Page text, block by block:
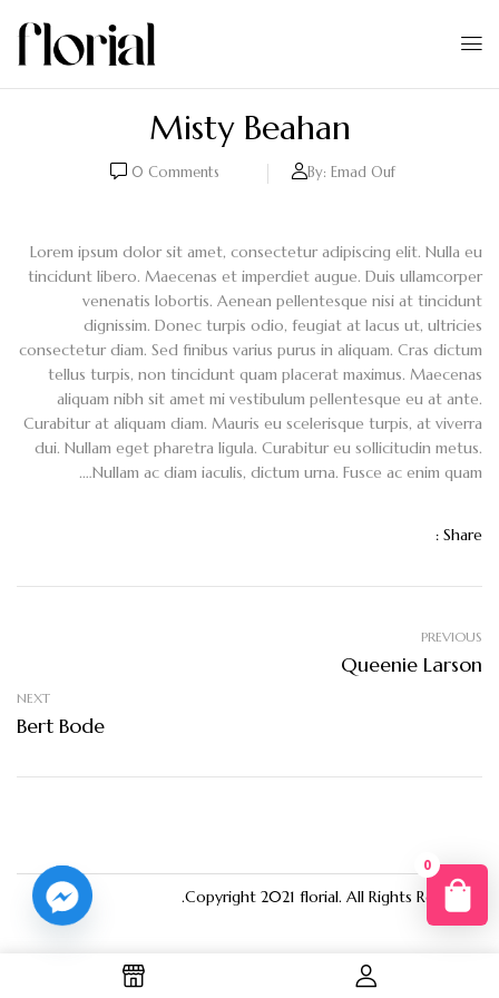
Misty Beahan
By: Emad Ouf
0 Comments
Lorem ipsum dolor sit amet, consectetur adipiscing elit. Nulla eu
tincidunt libero. Maecenas et imperdiet augue. Duis ullamcorper
venenatis lobortis. Aenean pellentesque nisi at tincidunt
dignissim. Donec turpis odio, feugiat at lacus ut, ultricies
consectetur diam. Sed finibus varius purus in aliquam. Cras dictum
tellus turpis, non tincidunt quam placerat maximus. Maecenas
aliquam nibh sit amet mi vestibulum pellentesque eu at ante.
Curabitur at aliquam diam. Mauris eu scelerisque turpis, at viverra
dui. Nullam eget pharetra ligula. Curabitur eu sollicitudin metus.
Nullam ac diam iaculis, dictum urna. Fusce ac enim quam….
Share :
PREVIOUS
Queenie Larson
NEXT
Bert Bode
Copyright 2021 florial. All Rights Reserved.
0